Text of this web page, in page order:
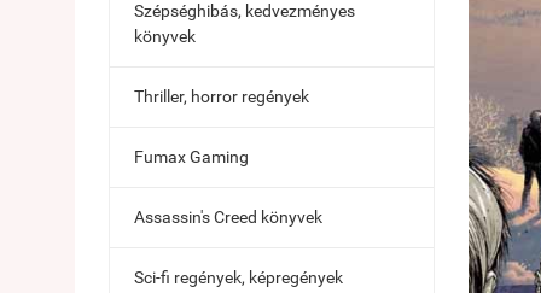
Szépséghibás, kedvezményes
könyvek
Thriller, horror regények
Fumax Gaming
Assassin's Creed könyvek
Sci-fi regények, képregények